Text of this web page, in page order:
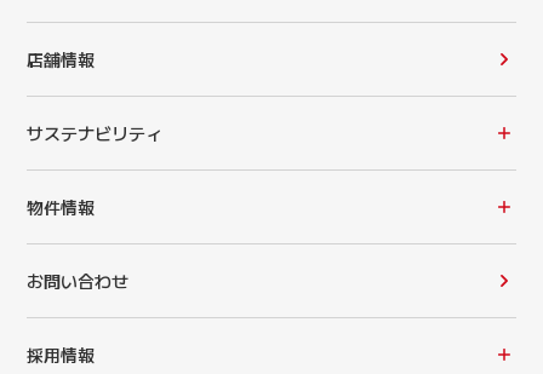
店舗情報
サステナビリティ
物件情報
お問い合わせ
採用情報